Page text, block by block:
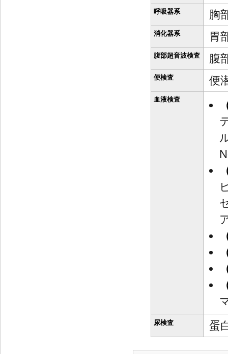
呼吸器系 胸
消化器系 胃
腹部超音波検査 腹
便検査 便
血液検査
尿検査 蛋